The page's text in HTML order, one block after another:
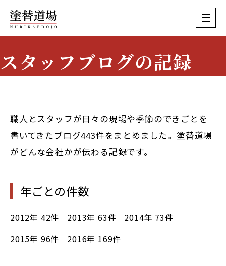
スタッフブログの記録
職人とスタッフが日々の現場や季節のできごとを
書いてきたブログ443件をまとめました。塗替道場
がどんな会社かが伝わる記録です。
年ごとの件数
2012年 42件 2013年63件 2014年 73件
2015年 96件 2016年 169件